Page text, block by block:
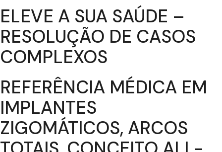
ELEVE A SUA SAÚDE –
RESOLUÇÃO DE CASOS
COMPLEXOS
REFERÊNCIA MÉDICA EM
IMPLANTES
ZIGOMÁTICOS, ARCOS